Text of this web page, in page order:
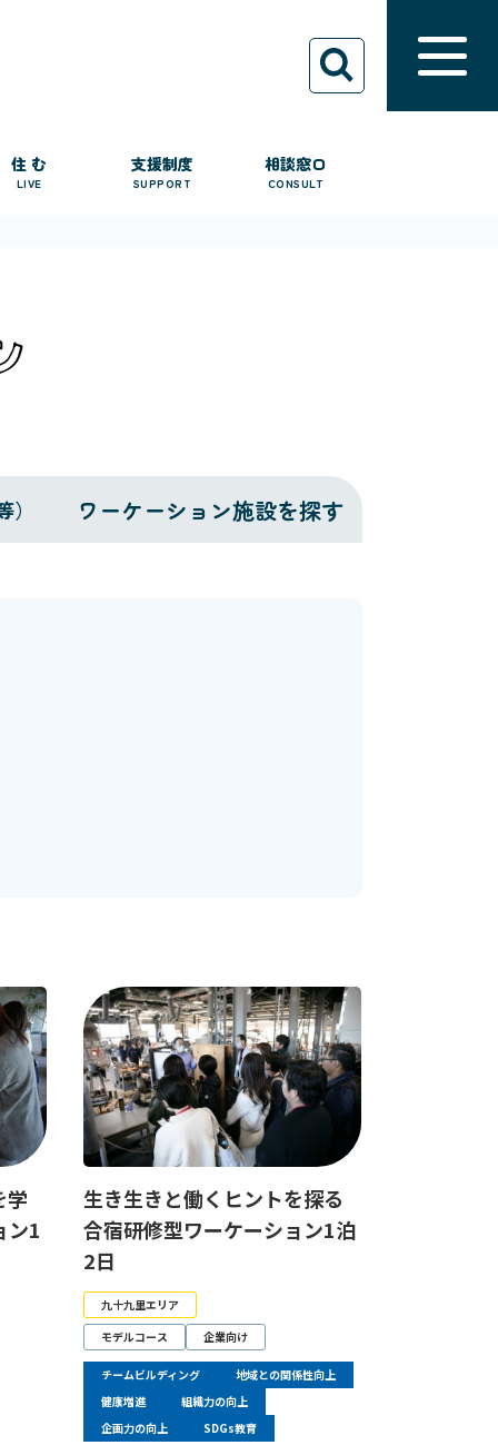
住 む
LIVE
支援制度
SUPPORT
相談窓口
CONSULT
ワーケーション施設を探す
学
ン1
生き生きと働くヒントを探る
合宿研修型ワーケーション1泊
2日
九十九里エリア
モデルコース
企業向け
チームビルディング
地域との関係性向上
健康増進
組織力の向上
企画力の向上
SDGs教育